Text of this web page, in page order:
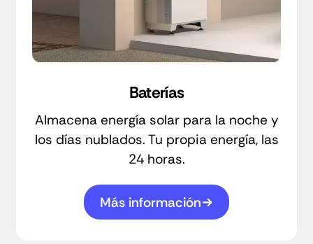
Baterías
Almacena energía solar para la noche y
los días nublados. Tu propia energía, las
24 horas.
Más información